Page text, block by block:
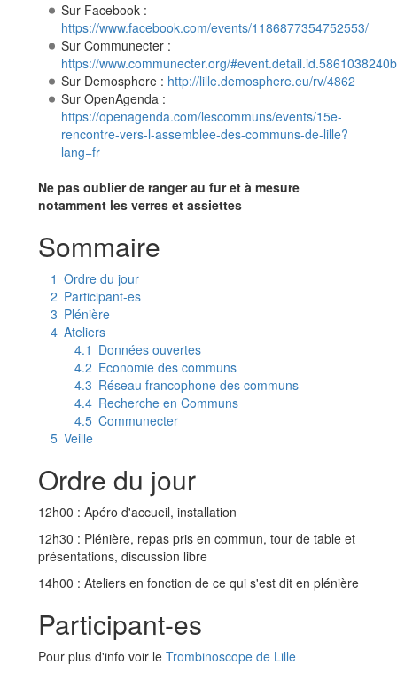
Sur Facebook :
https://www.facebook.com/events/1186877354752553/
Sur Communecter :
https://www.communecter.org/
Sur Demosphere : http://lille.demosphere.eu/rv/4862
Sur OpenAgenda :
https://openagenda.com/lescommuns/events/15e-
rencontre-vers-l-assemblee-des-communs-de-lille?
lang=fr
Ne pas oublier de ranger au fur et à mesure
notamment les verres et assiettes
Sommaire
1 Ordre du jour
2 Participant-es
3 Plénière
4 Ateliers
4.1 Données ouvertes
4.2 Economie des communs
4.3 Réseau francophone des communs
4.4 Recherche en Communs
4.5 Communecter
5 Veille
Ordre du jour
12h00 : Apéro d'accueil, installation
12h30 : Plénière, repas pris en commun, tour de table et
présentations, discussion libre
14h00 : Ateliers en fonction de ce qui s'est dit en plénière
Participant-es
Pour plus d'info voir le Trombinoscope de Lille